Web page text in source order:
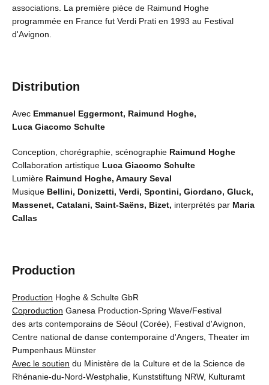
associations. La première pièce de Raimund Hoghe
programmée en France fut Verdi Prati en 1993 au Festival
d'Avignon.
Distribution
Avec Emmanuel Eggermont, Raimund Hoghe,
Luca Giacomo Schulte
Conception, chorégraphie, scénographie Raimund Hoghe
Collaboration artistique Luca Giacomo Schulte
Lumière Raimund Hoghe, Amaury Seval
Musique Bellini, Donizetti, Verdi, Spontini, Giordano, Gluck,
Massenet, Catalani, Saint-Saëns, Bizet, interprétés par Maria
Callas
Production
Production Hoghe & Schulte GbR
Coproduction Ganesa Production-Spring Wave/Festival
des arts contemporains de Séoul (Corée), Festival d'Avignon,
Centre national de danse contemporaine d'Angers, Theater im
Pumpenhaus Münster
Avec le soutien du Ministère de la Culture et de la Science de
Rhénanie-du-Nord-Westphalie, Kunststiftung NRW, Kulturamt